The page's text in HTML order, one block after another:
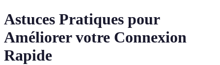
Astuces Pratiques pour
Améliorer votre Connexion
Rapide